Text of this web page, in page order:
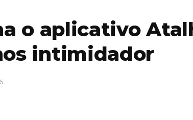
o aplicativo
intimidador